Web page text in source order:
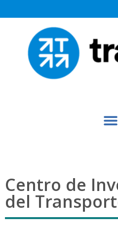
Centro de
del